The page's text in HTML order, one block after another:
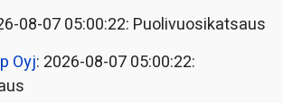
08-07 05:00:22: Puolivuosikatsaus
Oyj: 2026-08-07 05:00:22: